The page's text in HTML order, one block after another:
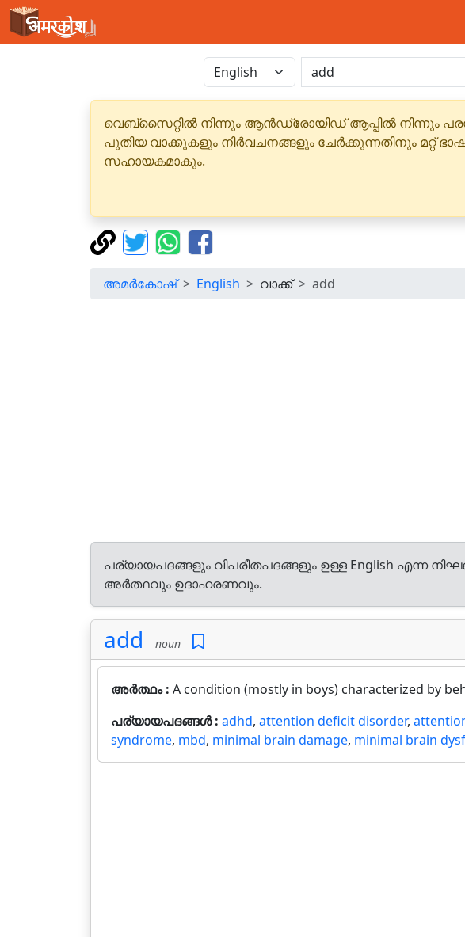
വെബ്‌സൈറ്റിൽ നിന്നും ആൻഡ്രോയിഡ് ആപ്പിൽ
പുതിയ വാക്കുകളും നിർവചനങ്ങളും ചേർക്കുന്നതിനും
സഹായകമാകും.
അമർകോഷ് English വാക്ക് add
പര്യായപദങ്ങളും വിപരീതപദങ്ങളും ഉള്ള English എന്ന
അർത്ഥവും ഉദാഹരണവും.
add noun
അർത്ഥം : A condition (mostly in boys) characterized by
പര്യായപദങ്ങൾ : adhd, attention deficit disorder,
syndrome, mbd, minimal brain damage, minimal brain